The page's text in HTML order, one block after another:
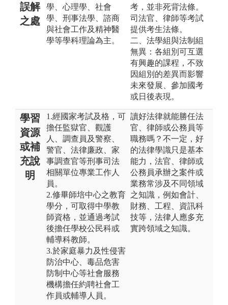
誤解
之處
學、心理學、社會
學、刑事法學、諮商
與社會工作及精神醫
學等學科理論為主。
考，並非死背法條。
司法官、律師等考試
提供考生法條。
二、法學組與法制組
無異：各組別可互選
有興趣的課程，不致
因組別的差異而影響
未來發展、參加國考
或日後表現。
學習
資源
或補
充說
明
1.經國家考試及格，可
擔任監獄官、觀護
人、調查員及警察、
警官、法律廉政、家
事調查官等刑事司法
相關單位專業工作人
員。
2.修畢師培中心之教育
學分，可取得中學教
師資格，並通過考試
後擔任學校公民科或
輔導科教師。
3.於家庭暴力及性侵害
防治中心、毒品危害
防制中心等社會服務
機構擔任約聘社會工
作員或輔導人員。
讀好法律就能勝任法
官、律師或公務員等
職務嗎？不一定，好
的法律學識只是基本
能力，法官、律師或
公務員承辦之案件或
業務常涉及不同領域
之知識，例如會計、
財務、工程、資訊科
技等，法律人應多充
實跨領域之知識。